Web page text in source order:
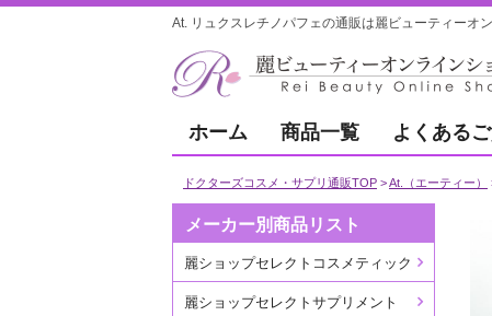
At. リュクスレチノパフェの通販は麗ビューティーオ
ホーム 商品一覧 よくある
ドクターズコスメ・サプリ通販TOP At.（エーティー）
メーカー別商品リスト
麗ショップセレクトコスメティック
麗ショップセレクトサプリメント